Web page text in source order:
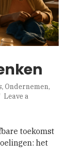
, Ondernemen,
Leave a
toekomst
het